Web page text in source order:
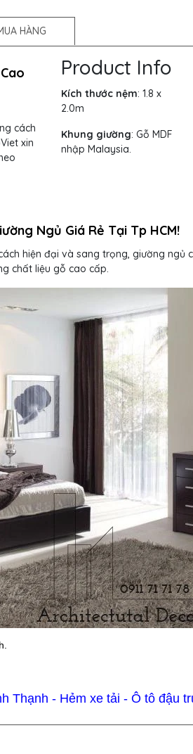
HÀNG
cách
xin
Product Info
Kích thước nệm: 1.8 x
2.0m
Khung giường: Gỗ MDF
nhập Malaysia.
Ngủ Giá Rẻ Tại Tp HCM!
hiện đại và sang trọng, giường ngủ
chất liệu gỗ cao cấp.
Thạnh - Hẻm xe tải - Ô tô đậu